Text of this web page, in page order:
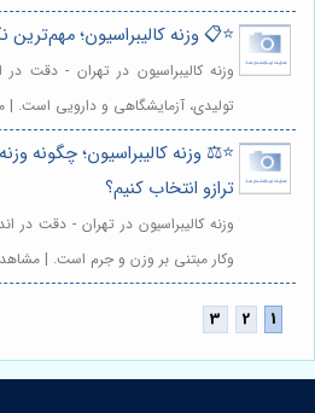
⭐️📋 وزنه کالیبراسیون؛ مهم‌ترین
وزنه کالیبراسیون در تهران - دقت در
تولیدی، آزمایشگاهی و دارویی است.
⭐️⚖️ وزنه کالیبراسیون؛ چگونه
ترازو انتخاب کنیم؟
وزنه کالیبراسیون در تهران - دقت در
وکار مبتنی بر وزن و جرم است. |